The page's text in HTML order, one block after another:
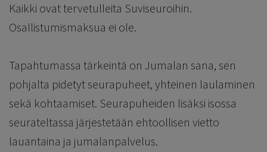
Kaikki ovat tervetulleita Suviseuroihin.
Osallistumismaksua ei ole.
Tapahtumassa tärkeintä on Jumalan sana, sen
pohjalta pidetyt seurapuheet, yhteinen laulaminen
sekä kohtaamiset. Seurapuheiden lisäksi isossa
seurateltassa järjestetään ehtoollisen vietto
lauantaina ja jumalanpalvelus.